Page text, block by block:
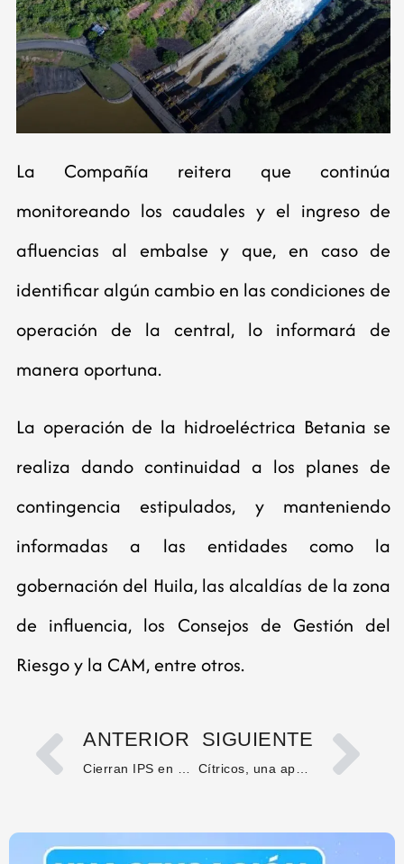
La Compañía reitera que continúa
monitoreando los caudales y el ingreso de
afluencias al embalse y que, en caso de
identificar algún cambio en las condiciones de
operación de la central, lo informará de
manera oportuna.
La operación de la hidroeléctrica Betania se
realiza dando continuidad a los planes de
contingencia estipulados, y manteniendo
informadas a las entidades como la
gobernación del Huila, las alcaldías de la zona
de influencia, los Consejos de Gestión del
Riesgo y la CAM, entre otros.
ANTERIOR
Cierran IPS en Neiva por operar sin autorización y alertan sobre posible estafa
SIGUIENTE
Cítricos, una apuesta productiva que crece en el Huila